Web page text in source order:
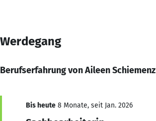
Werdegang
Berufserfahrung von Aileen Schiemenz
Bis heute 8 Monate, seit Jan. 2026